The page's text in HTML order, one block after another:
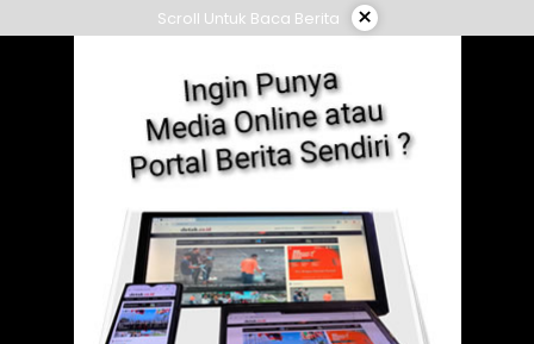
to
Scroll Untuk Baca Berita ×